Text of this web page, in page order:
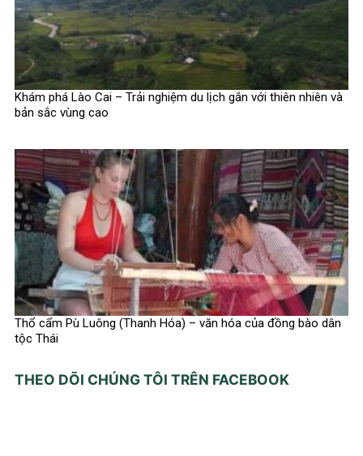
Khám phá Lào Cai – Trải nghiệm du lịch gắn với thiên nhiên và
bản sắc vùng cao
Thổ cẩm Pù Luông (Thanh Hóa) – văn hóa của đồng bào dân
tộc Thái
THEO DÕI CHÚNG TÔI TRÊN FACEBOOK